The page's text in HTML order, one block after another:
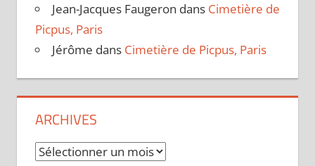
Jean-Jacques Faugeron dans Cimetière de
Picpus, Paris
Jérôme dans Cimetière de Picpus, Paris
ARCHIVES
Archives